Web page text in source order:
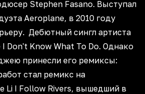
Stephen Fasano. Выступал
Aeroplane, в 2010 году
Дебютный сингл артиста
I Don't Know What To Do. Однако
принесли его ремиксы:
стал ремикс на
Li I Follow Rivers, вышедший в